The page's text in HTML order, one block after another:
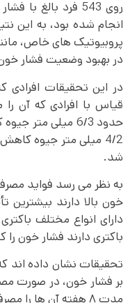
روی 543 فرد بالغ
انجام شده بود، به این
پروبیوتیک های خاص،
در بهبود وضعیت فشار
در این تحقیقات افرادی
قیاس با افرادی که آن
حدود 6/3 میلی
4/2 میلی متر جیوه
شد.
به نظر می رسد فواید
خون بالا دارند بیشترین
دارای انواع مختلف
باکتری دارند فشار خون
تحقیقات نشان داده اند
بر فشار خون، در صورت
مدت ۸ هفته آن ها را مصرف کنید.